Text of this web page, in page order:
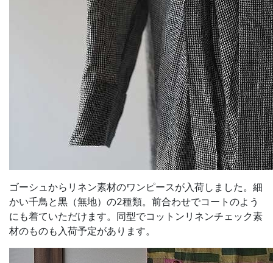
ゴーシュからリネン素材のワンピースが入荷しました。細
かい千鳥と黒（無地）の2種類。前合わせでコートのよう
にも着ていただけます。同型でコットンリネンチェック素
材のものも入荷予定があります。